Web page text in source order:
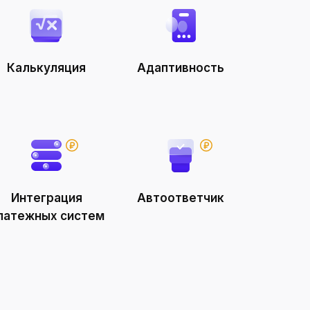
Калькуляция Адаптивность
Интеграция
систем
Автоответчик